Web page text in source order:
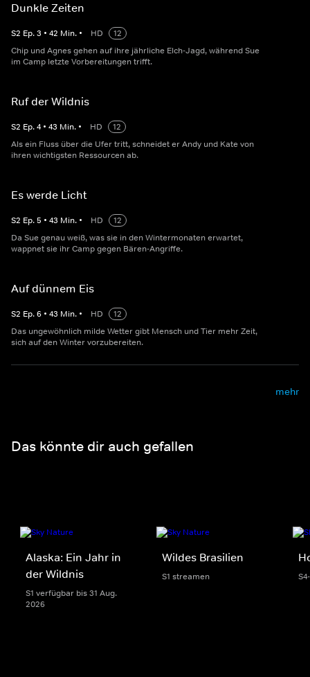
Dunkle Zeiten
S2 Ep.3 • 42 Min. • HD
12
Chip und Agnes gehen auf ihre jährliche Elch-Jagd, während Sue
im Camp letzte Vorbereitungen trifft.
Ruf der Wildnis
S2 Ep.4 • 43 Min. • HD
12
Als ein Fluss über die Ufer tritt, schneidet er Andy und Kate von
ihren wichtigsten Ressourcen ab.
Es werde Licht
S2 Ep.5 • 43 Min. • HD
12
Da Sue genau weiß, was sie in den Wintermonaten erwartet,
wappnet sie ihr Camp gegen Bären-Angriffe.
Auf dünnem Eis
S2 Ep.6 • 43 Min. • HD
12
Das ungewöhnlich milde Wetter gibt Mensch und Tier mehr Zeit,
sich auf den Winter vorzubereiten.
mehr
Das könnte dir auch gefallen
Alaska: Ein Jahr in
der Wildnis
S1 verfügbar bis 31 Aug.
2026
Wildes Brasilien
S1 streamen